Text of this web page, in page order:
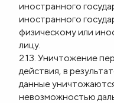
иностранного
иностранного
физическому или
лицу.
2.13. Уничтожение
действия, в
данные
невозможностью